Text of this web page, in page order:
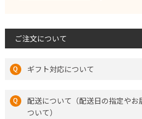
ご注文について
ギフト対応について
配送について（配送日の指定やお
ついて）